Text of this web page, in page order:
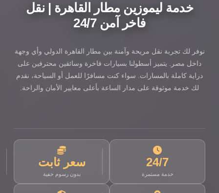
خدمة ليموزين مطار القاهرة | نقل
فاخر آمن 24/7
نوفر لك تجربة نقل مريحة وآمنة بين مطار القاهرة الدولي وأي وجهة
داخل مصر. يتميز أسطولنا بسيارات فاخرة وسائقين محترفين على
دراية كاملة بالمسارات. سواء كنت مسافرًا للعمل أو السياحة، نقدم
لك خدمة موثوقة على مدار الساعة بأعلى معايير الأمان والراحة.
24/7
خدمة مستمرة
سعر ثابت
بدون رسوم خفية